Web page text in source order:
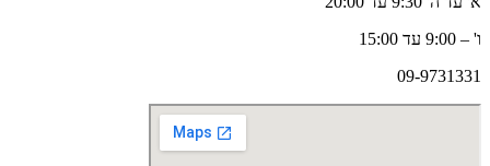
ו' – 9:00 עד 15:00
09-9731331